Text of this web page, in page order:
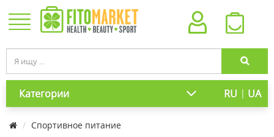
Категории RU | UA
Спортивное питание